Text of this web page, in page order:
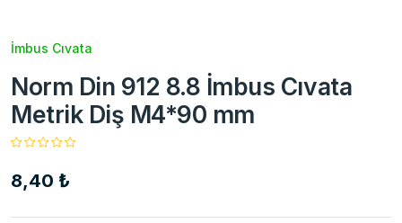
İmbus Cıvata
Norm Din 912 8.8 İmbus Cıvata
Metrik Diş M4*90 mm
8,40 ₺